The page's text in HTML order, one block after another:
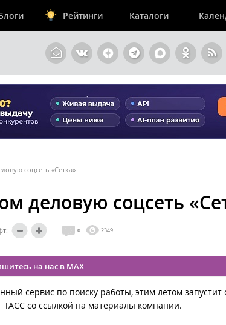
Рейтинги Каталоги
соцсеть «Сетка»
деловую соцсеть
0 2349
на нас в MAX
сервис по поиску работы, этим летом запустит
ТАСС со ссылкой на материалы компании.